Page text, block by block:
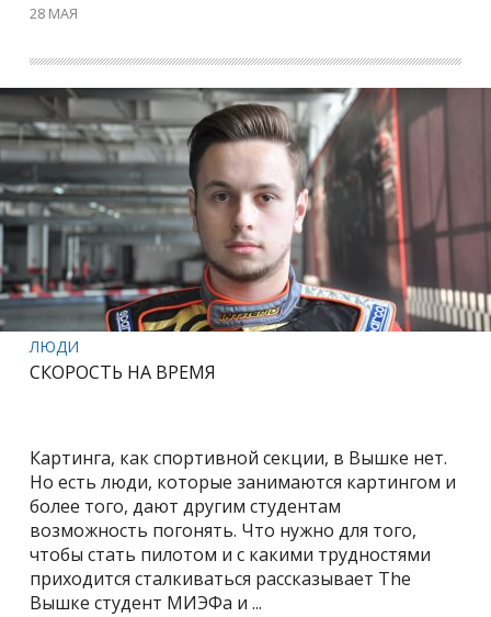
28 МАЯ
ЛЮДИ
СКОРОСТЬ НА ВРЕМЯ
Картинга, как спортивной секции, в Вышке нет.
Но есть люди, которые занимаются картингом и
более того, дают другим студентам
возможность погонять. Что нужно для того,
чтобы стать пилотом и с какими трудностями
приходится сталкиваться рассказывает The
Вышке студент МИЭФа и ...